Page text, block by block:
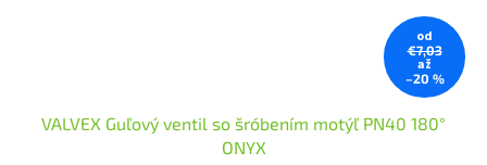
od
€7,03
až
–20 %
VALVEX Guľový ventil so šróbením motýľ PN40 180°
ONYX